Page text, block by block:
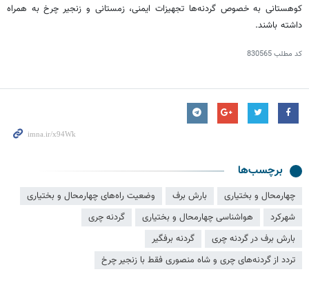
کوهستانی به خصوص گردنه‌ها تجهیزات ایمنی، زمستانی و زنجیر چرخ به همراه
داشته باشند.
کد مطلب830565
برچسب‌ها
چهارمحال و بختیاری بارش برف
وضعیت راه‌های چهارمحال و بختیاری
شهرکرد
هواشناسی چهارمحال و بختیاری
گردنه چری
بارش برف در گردنه چری
گردنه برفگیر
تردد از گردنه‌های چری و شاه منصوری فقط با زنجیر چرخ